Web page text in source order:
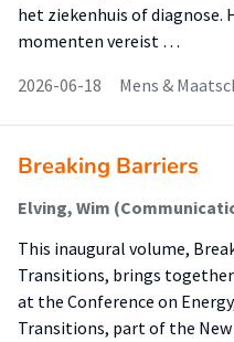
het ziekenhuis of diagnose.
momenten vereist …
2026-06-18
Mens &
Breaking Barriers
This inaugural volume,
Transitions, brings
at the Conference on
Transitions, part of the